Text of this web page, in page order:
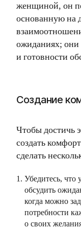
женщиной, он
основанную на
ожиданиях; они
и готовности
Создание
Чтобы достичь
создать
сделать
Убедитесь, что
обсудить
когда можно
потребности
о своих